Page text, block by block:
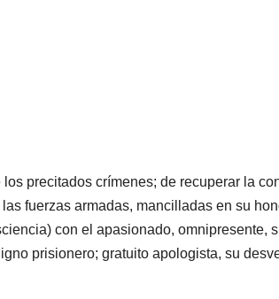
precitados crímenes; de recuperar la
fuerzas armadas, mancilladas en su
con el apasionado, omnipresente,
prisionero; gratuito apologista, su